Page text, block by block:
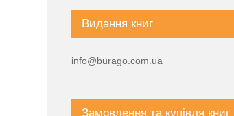
Видання книг
info@burago.com.ua
Замовлення та купівля книг